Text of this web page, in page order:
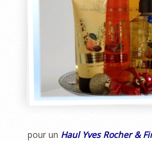
pour un Haul Yves Rocher &